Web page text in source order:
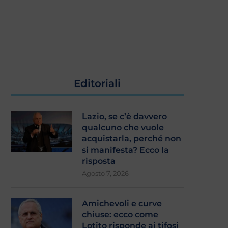
Editoriali
Lazio, se c’è davvero
qualcuno che vuole
acquistarla, perché non
si manifesta? Ecco la
risposta
Agosto 7, 2026
Amichevoli e curve
chiuse: ecco come
Lotito risponde ai tifosi